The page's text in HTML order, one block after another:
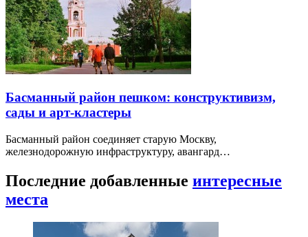
Басманный район пешком: конструктивизм,
сады и арт-кластеры
Басманный район соединяет старую Москву,
железнодорожную инфраструктуру, авангард…
Последние добавленные интересные
места